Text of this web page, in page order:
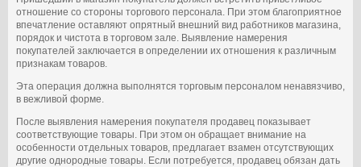
отношение со стороны торгового персонала. При этом благоприятное
впечатление оставляют опрятный внешний вид работников магазина,
порядок и чистота в торговом зале. Выявление намерения
покупателей заключается в определении их отношения к различным
признакам товаров.
Эта операция должна выполнятся торговым персоналом ненавязчиво,
в вежливой форме.
После выявления намерения покупателя продавец показывает
соответствующие товары. При этом он обращает внимание на
особенности отдельных товаров, предлагает взамен отсутствующих
другие однородные товары. Если потребуется, продавец обязан дать